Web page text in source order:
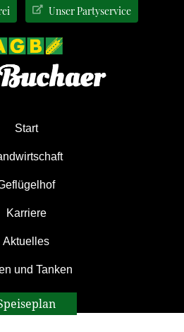
Unser Partyservice
Start
Karriere
Aktuelles
und Tanken